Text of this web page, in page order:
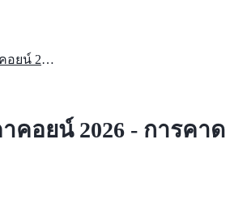
Haha Yes Hedgehog (RIZO) ราคาคอยน์ 2026 - การคาดการณ์และวิเคราะห์ถึง $1
าคอยน์ 2026 - การคาด